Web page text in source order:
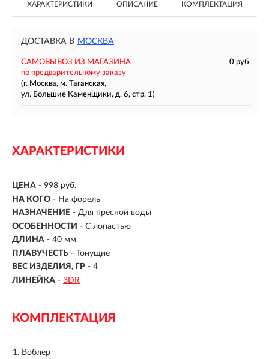
ХАРАКТЕРИСТИКИ ОПИСАНИЕ КОМПЛЕКТАЦИЯ
ДОСТАВКА В МОСКВА
САМОВЫВОЗ ИЗ МАГАЗИНА
0 руб.
по предварительному заказу
(г. Москва, м. Таганская,
ул. Большие Каменщики, д. 6, стр. 1)
ХАРАКТЕРИСТИКИ
ЦЕНА - 998 руб.
НА КОГО - На форель
НАЗНАЧЕНИЕ - Для пресной воды
ОСОБЕННОСТИ - С лопастью
ДЛИНА - 40 мм
ПЛАВУЧЕСТЬ - Тонущие
ВЕС ИЗДЕЛИЯ, ГР - 4
ЛИНЕЙКА - 3DR
КОМПЛЕКТАЦИЯ
Воблер